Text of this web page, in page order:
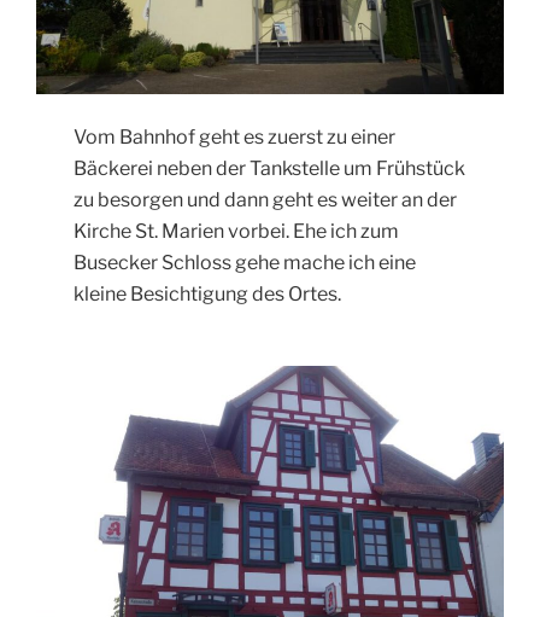
Vom Bahnhof geht es zuerst zu einer
Bäckerei neben der Tankstelle um Frühstück
zu besorgen und dann geht es weiter an der
Kirche St. Marien vorbei. Ehe ich zum
Busecker Schloss gehe mache ich eine
kleine Besichtigung des Ortes.